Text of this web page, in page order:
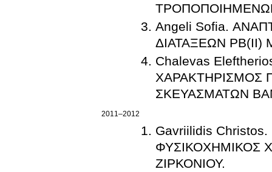
Angeli Sofia.
ΔΙΑΤΑΞΕΩΝ
Chalevas
ΧΑΡΑΚΤΗΡΙΣΜΟΣ
ΣΚΕΥΑΣΜΑΤΩΝ
2011–2012
Gavriilidis
ΦΥΣΙΚΟΧΗΜΙΚΟΣ
ΖΙΡΚΟΝΙΟΥ.